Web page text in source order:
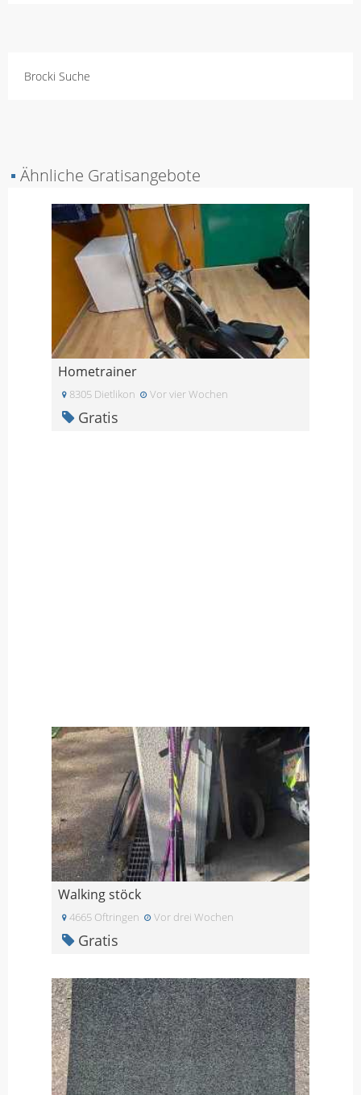
Brocki Suche
▪ Ähnliche Gratisangebote
Hometrainer
8305 Dietlikon Vor vier Wochen
Gratis
Walking stöck
4665 Oftringen Vor drei Wochen
Gratis